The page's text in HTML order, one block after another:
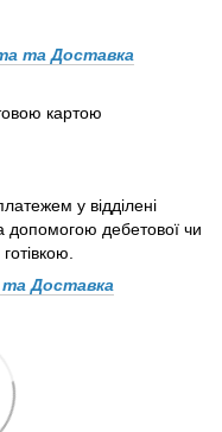
та Доставка
картою
у відділені
допомогою дебетової чи
Доставка